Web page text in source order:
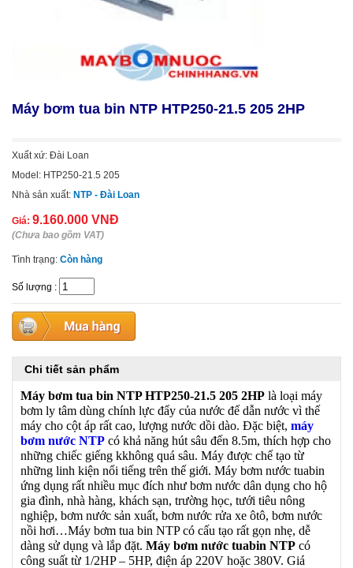
Máy bơm tua bin NTP HTP250-21.5 205 2HP
Xuất xứ: Đài Loan
Model: HTP250-21.5 205
Nhà sản xuất: NTP - Đài Loan
Giá: 9.160.000 VNĐ
(Chưa bao gồm VAT)
Tình trạng: Còn hàng
Số lượng :
Chi tiết sản phẩm
Máy bơm tua bin NTP HTP250-21.5 205 2HP là loại máy
bơm ly tâm dùng chính lực đẩy của nước đế dẫn nước vì thế
máy cho cột áp rất cao, lượng nước dồi dào. Đặc biệt, máy
bơm nước NTP có khả năng hút sâu đến 8.5m, thích hợp cho
những chiếc giếng kkhông quá sâu. Máy được chế tạo từ
những linh kiện nổi tiếng trên thế giới. Máy bơm nước tuabin
ứng dụng rất nhiều mục đích như bơm nước dân dụng cho hộ
gia đình, nhà hàng, khách sạn, trường học, tưới tiêu nông
nghiệp, bơm nước sản xuất, bơm nước rửa xe ôtô, bơm nước
nồi hơi…Máy bơm tua bin NTP có cấu tạo rất gọn nhẹ, dễ
dàng sử dụng và lắp đặt. Máy bơm nước tuabin NTP có
công suất từ 1/2HP – 5HP, điện áp 220V hoặc 380V. Giá